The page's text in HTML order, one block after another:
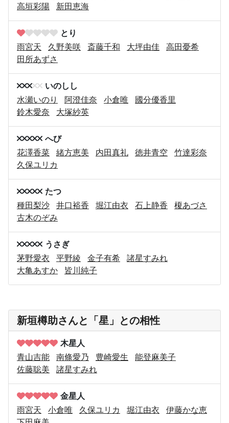
高垣彩陽
新田恵海
とり
雨宮天
久野美咲 斎藤千和 大坪由佳
高田憂希
田所あずさ
いのしし
水瀬いのり
阿澄佳奈 小倉唯
國分優香里
鈴木愛奈
大塚紗英
へび
花澤香菜
緒方恵美 内田真礼 徳井青空
竹達彩奈
久保ユリカ
たつ
種田梨沙
井口裕香 堀江由衣 石上静香
榎あづさ
古木のぞみ
うさぎ
茅野愛衣
平野綾 金子有希
諸星すみれ
大亀あすか
皆川純子
新垣樽助さんと「星」との相性
木星人
青山吉能
南條愛乃 豊崎愛生
能登麻美子
佐藤聡美
諸星すみれ
金星人
雨宮天
小倉唯 久保ユリカ 堀江由衣
伊藤かな恵